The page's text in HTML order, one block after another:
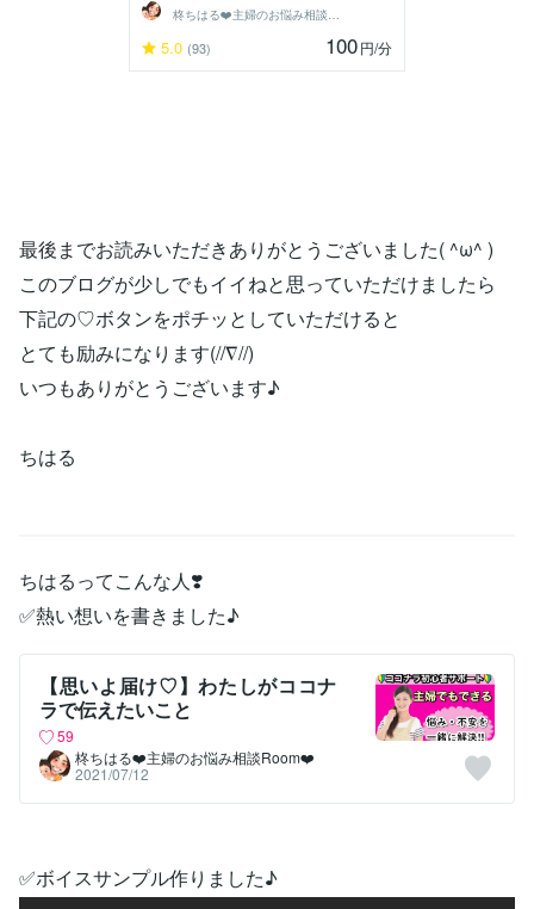
柊ちはる❤️主婦のお悩み相談Room❤️
5.0 (93) 100円/分
最後までお読みいただきありがとうございました( ^ω^ )
このブログが少しでもイイねと思っていただけましたら
下記の♡ボタンをポチッとしていただけると
とても励みになります(//∇//)
いつもありがとうございます♪
ちはる
ちはるってこんな人❣️
✅熱い想いを書きました♪
【思いよ届け♡】わたしがココナ
ラで伝えたいこと
59
柊ちはる❤️主婦のお悩み相談Room❤️
2021/07/12
✅ボイスサンプル作りました♪